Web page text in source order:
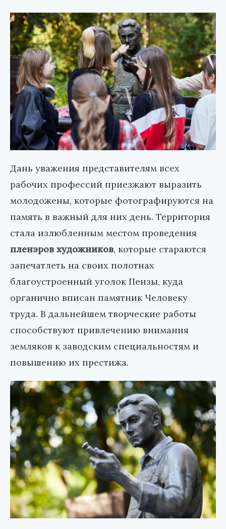
Дань уважения представителям всех
рабочих профессий приезжают выразить
молодожены, которые фотографируются на
память в важный для них день. Территория
стала излюбленным местом проведения
пленэров художников, которые стараются
запечатлеть на своих полотнах
благоустроенный уголок Пензы, куда
органично вписан памятник Человеку
труда. В дальнейшем творческие работы
способствуют привлечению внимания
земляков к заводским специальностям и
повышению их престижа.